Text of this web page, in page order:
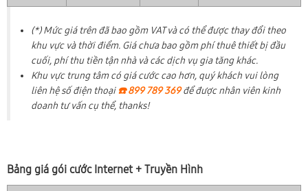
(*) Mức giá trên đã bao gồm VAT và có thể được thay đổi theo
khu vực và thời điểm. Giá chưa bao gồm phí thuê thiết bị đầu
cuối, phí thu tiền tận nhà và các dịch vụ gia tăng khác.
Khu vực trung tâm có giá cước cao hơn, quý khách vui lòng
liên hệ số điện thoại☎️ 899 789 369để được nhân viên kinh
doanh tư vấn cụ thể, thanks!
Bảng giá gói cước Internet + Truyền Hình